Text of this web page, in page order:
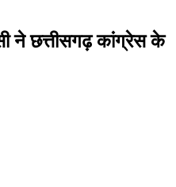
ने छत्तीसगढ़ कांग्रेस के